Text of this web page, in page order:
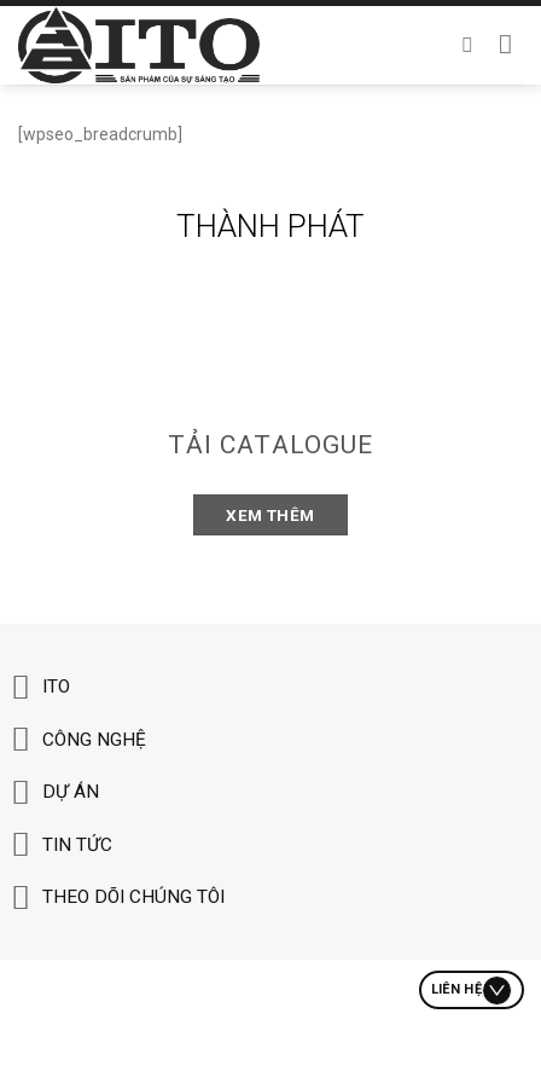
Chuyển
đến
nội
dung
[wpseo_breadcrumb]
THÀNH PHÁT
TẢI CATALOGUE
XEM THÊM
ITO
CÔNG NGHỆ
DỰ ÁN
TIN TỨC
THEO DÕI CHÚNG TÔI
LIÊN HỆ